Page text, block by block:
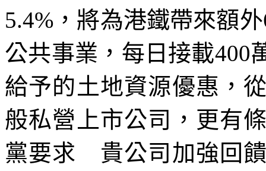
5.4%，將為港鐵帶來額
公共事業，每日接載400
給予的土地資源優惠，
般私營上市公司，更有
黨要求 貴公司加強回